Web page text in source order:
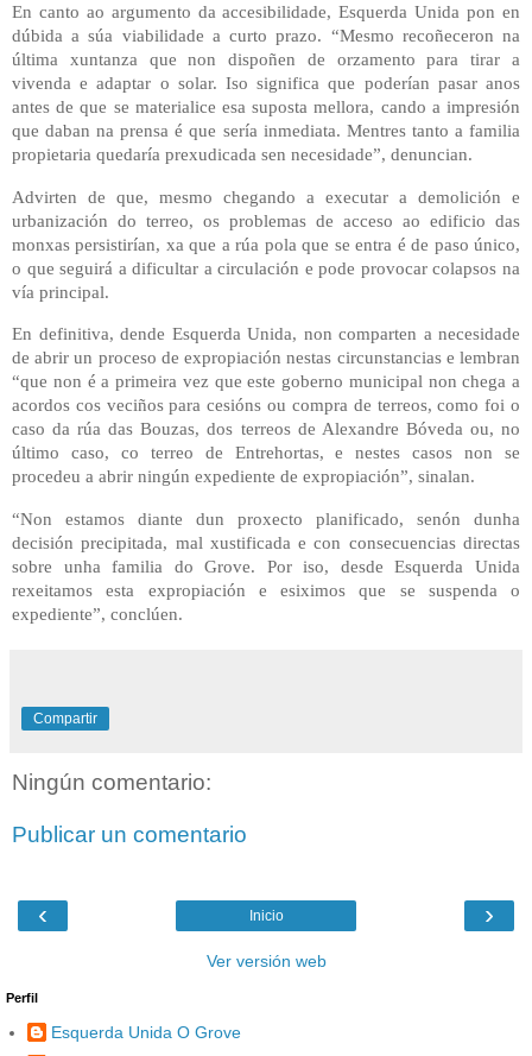
En canto ao argumento da accesibilidade, Esquerda Unida pon en
dúbida a súa viabilidade a curto prazo. “Mesmo recoñeceron na
última xuntanza que non dispoñen de orzamento para tirar a
vivenda e adaptar o solar. Iso significa que poderían pasar anos
antes de que se materialice esa suposta mellora, cando a impresión
que daban na prensa é que sería inmediata. Mentres tanto a familia
propietaria quedaría prexudicada sen necesidade”, denuncian.
Advirten de que, mesmo chegando a executar a demolición e
urbanización do terreo, os problemas de acceso ao edificio das
monxas persistirían, xa que a rúa pola que se entra é de paso único,
o que seguirá a dificultar a circulación e pode provocar colapsos na
vía principal.
En definitiva, dende Esquerda Unida, non comparten a necesidade
de abrir un proceso de expropiación nestas circunstancias e lembran
“que non é a primeira vez que este goberno municipal non chega a
acordos cos veciños para cesións ou compra de terreos, como foi o
caso da rúa das Bouzas, dos terreos de Alexandre Bóveda ou, no
último caso, co terreo de Entrehortas, e nestes casos non se
procedeu a abrir ningún expediente de expropiación”, sinalan.
“Non estamos diante dun proxecto planificado, senón dunha
decisión precipitada, mal xustificada e con consecuencias directas
sobre unha familia do Grove. Por iso, desde Esquerda Unida
rexeitamos esta expropiación e esiximos que se suspenda o
expediente”, conclúen.
Compartir
Ningún comentario:
Publicar un comentario
‹ ›
Inicio
Ver versión web
Perfil
Esquerda Unida O Grove